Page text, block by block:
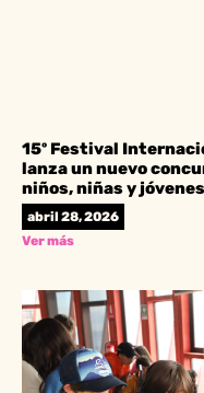
15º Festival
lanza un nuevo
niños, niñas y jóvenes
abril 28, 2026
Ver más